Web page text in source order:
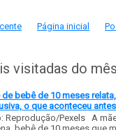
Página inicial
visitadas do mês
de bebê de 10 meses
o que aconteceu
Reprodução/Pexels A